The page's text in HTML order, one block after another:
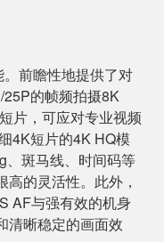
前瞻性地提供了对
的帧频拍摄8K
片，可应对专业视频
4K短片的4K HQ模
、斑马线、时间码等
的灵活性。此外，
AF与强有效的机身
清晰稳定的画面效